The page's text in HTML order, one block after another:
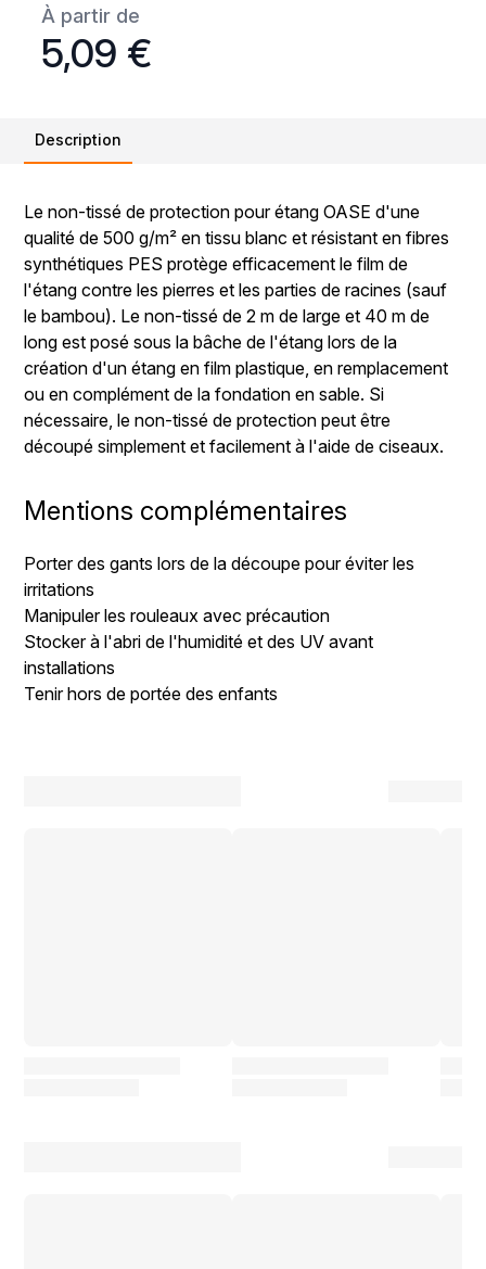
À partir de
5,09 €
Description
Le non-tissé de protection pour étang OASE d'une
qualité de 500 g/m² en tissu blanc et résistant en fibres
synthétiques PES protège efficacement le film de
l'étang contre les pierres et les parties de racines (sauf
le bambou). Le non-tissé de 2 m de large et 40 m de
long est posé sous la bâche de l'étang lors de la
création d'un étang en film plastique, en remplacement
ou en complément de la fondation en sable. Si
nécessaire, le non-tissé de protection peut être
découpé simplement et facilement à l'aide de ciseaux.
Mentions complémentaires
Porter des gants lors de la découpe pour éviter les
irritations
Manipuler les rouleaux avec précaution
Stocker à l'abri de l'humidité et des UV avant
installations
Tenir hors de portée des enfants